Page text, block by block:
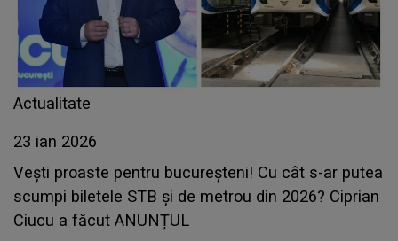
Actualitate
23 ian 2026
Vești proaste pentru bucureșteni! Cu cât s-ar putea
scumpi biletele STB și de metrou din 2026? Ciprian
Ciucu a făcut ANUNȚUL